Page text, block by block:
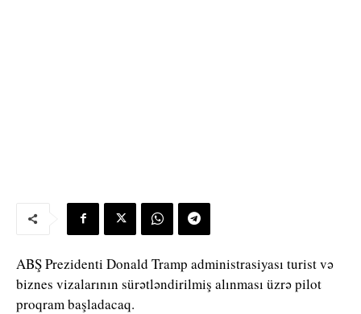
ABŞ Prezidenti Donald Tramp administrasiyası turist və
biznes vizalarının sürətləndirilmiş alınması üzrə pilot
proqram başladacaq.